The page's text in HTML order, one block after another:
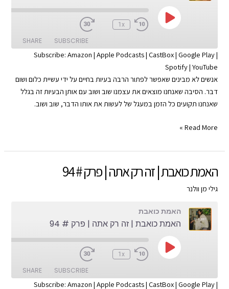
Play
Episode
1x
SUBSCRIBE
SHARE
Amazon
Spotify
YouTube
SHARE
LINK
Subscribe: Amazon | Apple Podcasts| CastBox| Google Play|
Spotify| YouTube
אנשים לא מבינים שאפשר לפתור הרבה בעיות בחיים על ידי עשיית כלום ושום
דבר. הסיבה שאנחנו מוצאים את עצמנו שוב ושוב עם אותן הבעיות זה בגלל
שאנחנו תקועים כל הזמן במעגל של לעשות את אותו הדבר, שוב ושוב.
האמת
|
תעשי
כלום!|
95
Read More »
האמת כואבת | זה רק אתה | פרק # 94
גילי מן וולנר
האמת כואבת
האמת כואבת | זה רק אתה | פרק # 94
Play
Episode
1x
SUBSCRIBE
SHARE
Subscribe: Amazon | Apple Podcasts| CastBox| Google Play|